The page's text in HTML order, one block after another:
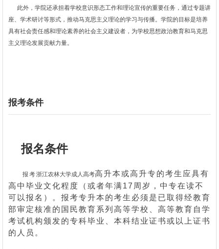
此外，学院还承担着学校意识形态工作和理论宣传的重要任务，通过专题讲
座、学术研讨等形式，推动马克思主义理论的学习与传播。学院的目标是培养
具有社会责任感和理论素养的社会主义建设者，为学校思想政治教育和马克思
主义理论发展贡献力量。
报考条件
报名条件
报考浙江农林大学成人高考高升本或高升专的考生应具有
高中毕业文化程度（或者年满17周岁，中专在读不
可以报名）。报考专升本的考生必须是已取得经教育
部审定核准的国民教育系列高等学校、高等教育自学
考试机构颁发的专科毕业、本科结业证书或以上证书
的人员。